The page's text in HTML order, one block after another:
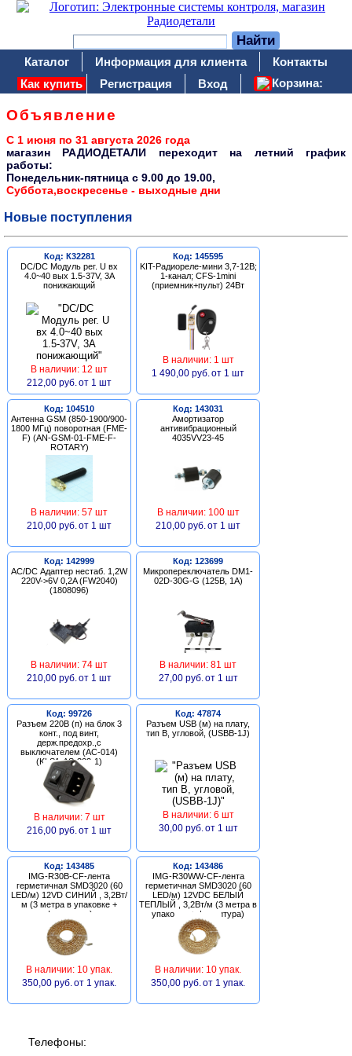
Каталог Информация для клиента
Контакты
Как купить
Регистрация Вход Корзина:
Объявление
С 1 июня по 31 августа 2026 года
магазин РАДИОДЕТАЛИ переходит на летний график
работы:
Понедельник-пятница c 9.00 до 19.00,
Суббота,воскресенье - выходные дни
Новые поступления
Код: К32281
DC/DC Модуль рег. U вх
4.0~40 вых 1.5-37V, 3A
понижающий
В наличии: 12 шт
212,00 руб. от 1 шт
Код: 145595
KIT-Радиореле-мини 3,7-12В;
1-канал; CFS-1mini
(приемник+пульт) 24Вт
В наличии: 1 шт
1 490,00 руб. от 1 шт
Код: 104510
Антенна GSM (850-1900/900-
1800 МГц) поворотная (FME-
F) (AN-GSM-01-FME-F-
ROTARY)
В наличии: 57 шт
210,00 руб. от 1 шт
Код: 143031
Амортизатор
антивибрационный
4035VV23-45
В наличии: 100 шт
210,00 руб. от 1 шт
Код: 142999
AC/DC Адаптер нестаб. 1,2W
220V->6V 0,2A (FW2040)
(1808096)
В наличии: 74 шт
210,00 руб. от 1 шт
Код: 123699
Микропереключатель DM1-
02D-30G-G (125В, 1А)
В наличии: 81 шт
27,00 руб. от 1 шт
Код: 99726
Разъем 220В (п) на блок 3
конт., под винт,
держ.предохр.,с
выключателем (AC-014)
(KLS1-AS-303-1)
В наличии: 7 шт
216,00 руб. от 1 шт
Код: 47874
Разъем USB (м) на плату,
тип В, угловой, (USBB-1J)
В наличии: 6 шт
30,00 руб. от 1 шт
Код: 143485
IMG-R30B-CF-лента
герметичная SMD3020 (60
LED/м) 12VD СИНИЙ , 3,2Вт/
м (3 метра в упаковке +
фурнитура)
В наличии: 10 упак.
350,00 руб. от 1 упак.
Код: 143486
IMG-R30WW-CF-лента
герметичная SMD3020 (60
LED/м) 12VDC БЕЛЫЙ
ТЕПЛЫЙ , 3,2Вт/м (3 метра в
упаковке + фурнитура)
В наличии: 10 упак.
350,00 руб. от 1 упак.
Телефоны: